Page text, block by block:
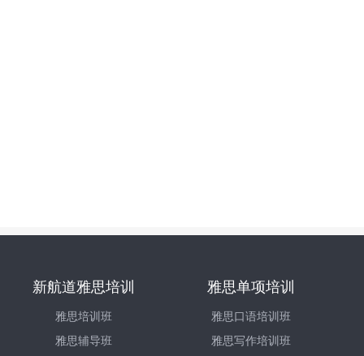
新航道雅思培训
雅思培训班
雅思辅导班
雅思单项培训
雅思口语培训班
雅思写作培训班